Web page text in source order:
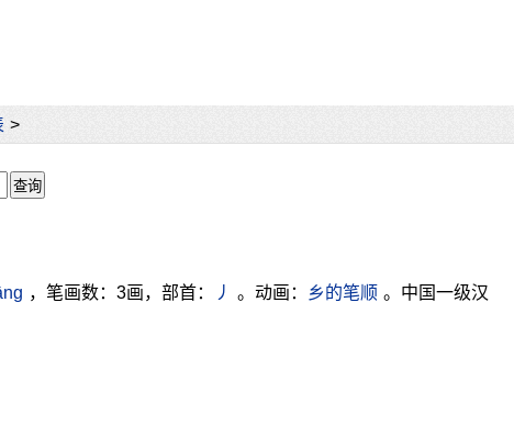
>
，笔画数：3画，部首： 丿 。动画： 乡的笔顺 。中国一级汉